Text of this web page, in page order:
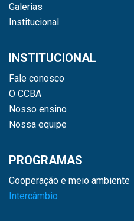
Galerias
Institucional
INSTITUCIONAL
Fale conosco
O CCBA
Nosso ensino
Nossa equipe
PROGRAMAS
Cooperação e meio ambiente
Intercâmbio